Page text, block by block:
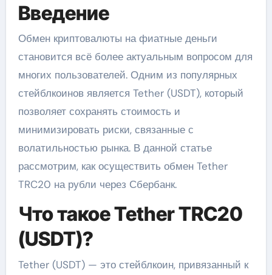
Введение
Обмен криптовалюты на фиатные деньги
становится всё более актуальным вопросом для
многих пользователей. Одним из популярных
стейблкоинов является Tether (USDT), который
позволяет сохранять стоимость и
минимизировать риски, связанные с
волатильностью рынка. В данной статье
рассмотрим, как осуществить обмен Tether
TRC20 на рубли через Сбербанк.
Что такое Tether TRC20
(USDT)?
Tether (USDT) — это стейблкоин, привязанный к